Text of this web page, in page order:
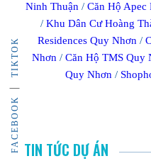
FACEBOOK
TIKTOK
Ninh Thuận /Căn Hộ Apec
/Khu Dân Cư Hoàng
Residences Quy Nhơn/
Nhơn/ Căn Hộ TMS Quy
Quy Nhơn /
TIN TỨC DỰ ÁN